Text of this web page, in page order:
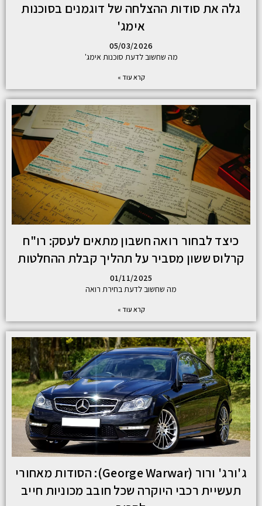
גלה את סודות ההצלחה של דוגמנים בסוכנות
אימג'
05/03/2026
מה שחשוב לדעת סוכנות אימג'
קרא עוד »
כיצד לבחור רואה חשבון מתאים לעסק: רו"ח
קרלוס ששון מסביר על תהליך קבלת ההחלטות
01/11/2025
מה שחשוב לדעת בחירת רואה
קרא עוד »
ג'ורג' ורור (George Warwar): הסודות מאחורי
תעשיית רכבי היוקרה שכל חובב מכוניות חייב